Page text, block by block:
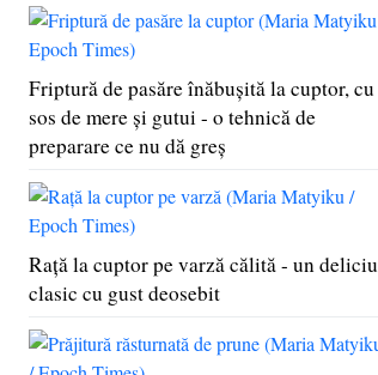
Friptură de pasăre înăbuşită la cuptor, cu
sos de mere şi gutui - o tehnică de
preparare ce nu dă greş
Raţă la cuptor pe varză călită - un deliciu
clasic cu gust deosebit